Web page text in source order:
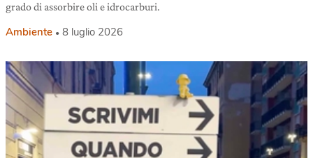
grado di assorbire oli e idrocarburi.
Ambiente 8 luglio 2026